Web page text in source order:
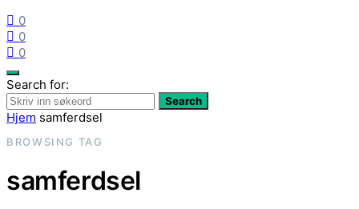
0
0
0
Search for:
Search
Hjem samferdsel
BROWSING TAG
samferdsel